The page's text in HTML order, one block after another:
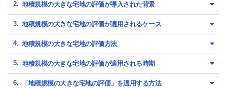
地積規模の大きな宅地の評価が導入された背景
地積規模の大きな宅地の評価が適用されるケース
地積規模の大きな宅地の評価方法
地積規模の大きな宅地の評価が適用される時期
「地積規模の大きな宅地の評価」を適用する方法